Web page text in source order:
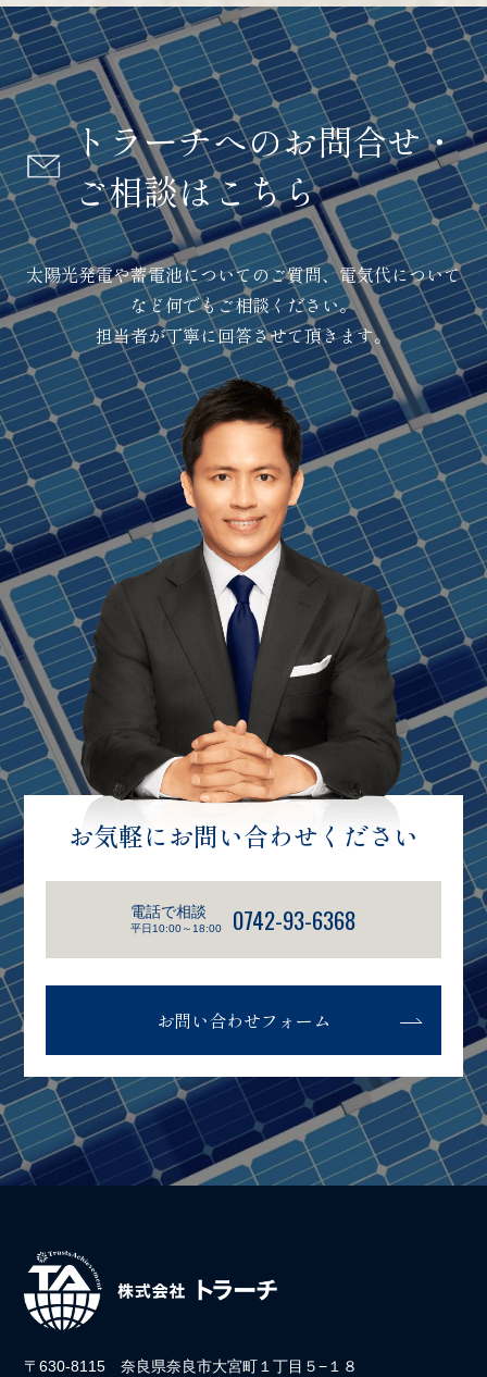
トラーチへのお問合せ・
ご相談はこちら
太陽光発電や蓄電池についてのご質問、電気代について
など何でもご相談ください。
担当者が丁寧に回答させて頂きます。
お気軽にお問い合わせください
電話で相談
平日10:00～18:00 0742-93-6368
お問い合わせフォーム
〒630-8115 奈良県奈良市大宮町１丁目５−１８